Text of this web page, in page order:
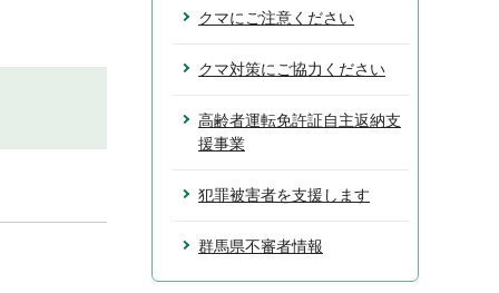
クマにご注意ください
クマ対策にご協力ください
高齢者運転免許証自主返納支
援事業
犯罪被害者を支援します
群馬県不審者情報